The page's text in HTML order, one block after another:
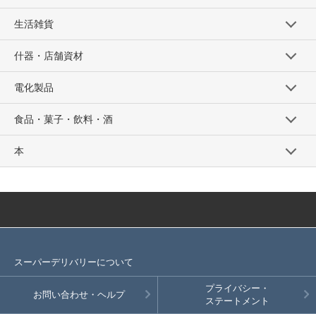
参考上代 オープンプライス
SOLD OUT
10-5 クロA 140㎝
参考上代 オープンプライス
SD品番：11512428S106 / メーカー品番：943-01
参考上代 オープンプライス
SD品番：11512428S107
10-5 クロA 160㎝
生活雑貨
什器・店舗資材
電化製品
食品・菓子・飲料・酒
本
スーパーデリバリーについて
お問い合わせ・ヘルプ
プライバシー・
ステートメント